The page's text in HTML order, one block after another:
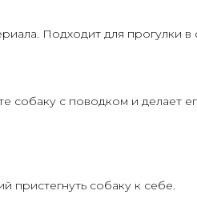
Подходит для прогулки
собаку с поводком и делает
пристегнуть собаку к себе.